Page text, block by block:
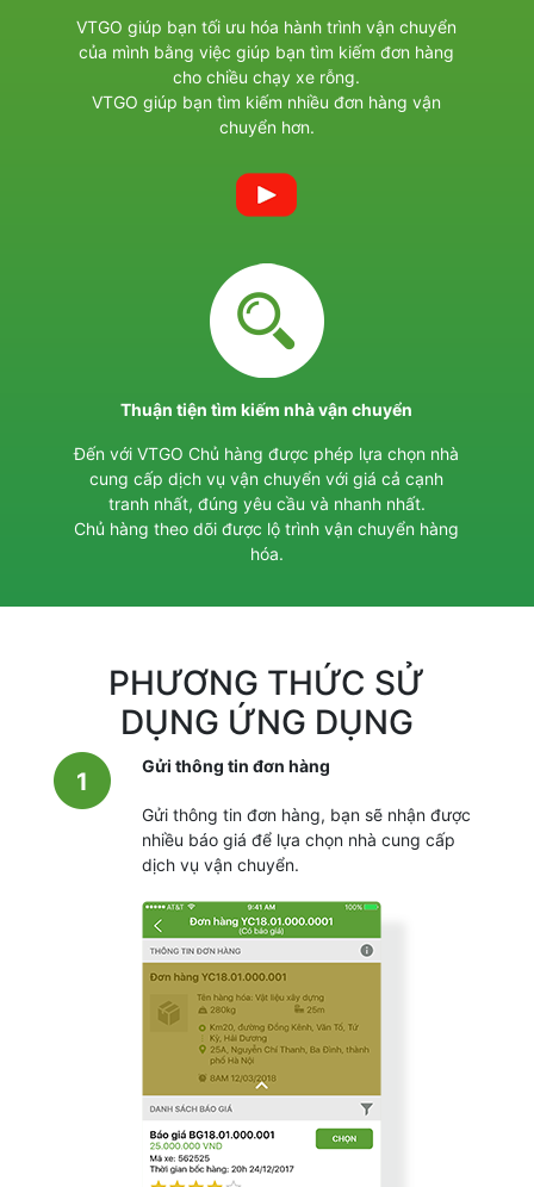
VTGO giúp bạn tối ưu hóa hành trình vận chuyển
của mình bằng việc giúp bạn tìm kiếm đơn hàng
cho chiều chạy xe rỗng.
VTGO giúp bạn tìm kiếm nhiều đơn hàng vận
chuyển hơn.
Thuận tiện tìm kiếm nhà vận chuyển
Đến với VTGO Chủ hàng được phép lựa chọn nhà
cung cấp dịch vụ vận chuyển với giá cả cạnh
tranh nhất, đúng yêu cầu và nhanh nhất.
Chủ hàng theo dõi được lộ trình vận chuyển hàng
hóa.
PHƯƠNG THỨC SỬ
DỤNG ỨNG DỤNG
1
Gửi thông tin đơn hàng
Gửi thông tin đơn hàng, bạn sẽ nhận được
nhiều báo giá để lựa chọn nhà cung cấp
dịch vụ vận chuyển.